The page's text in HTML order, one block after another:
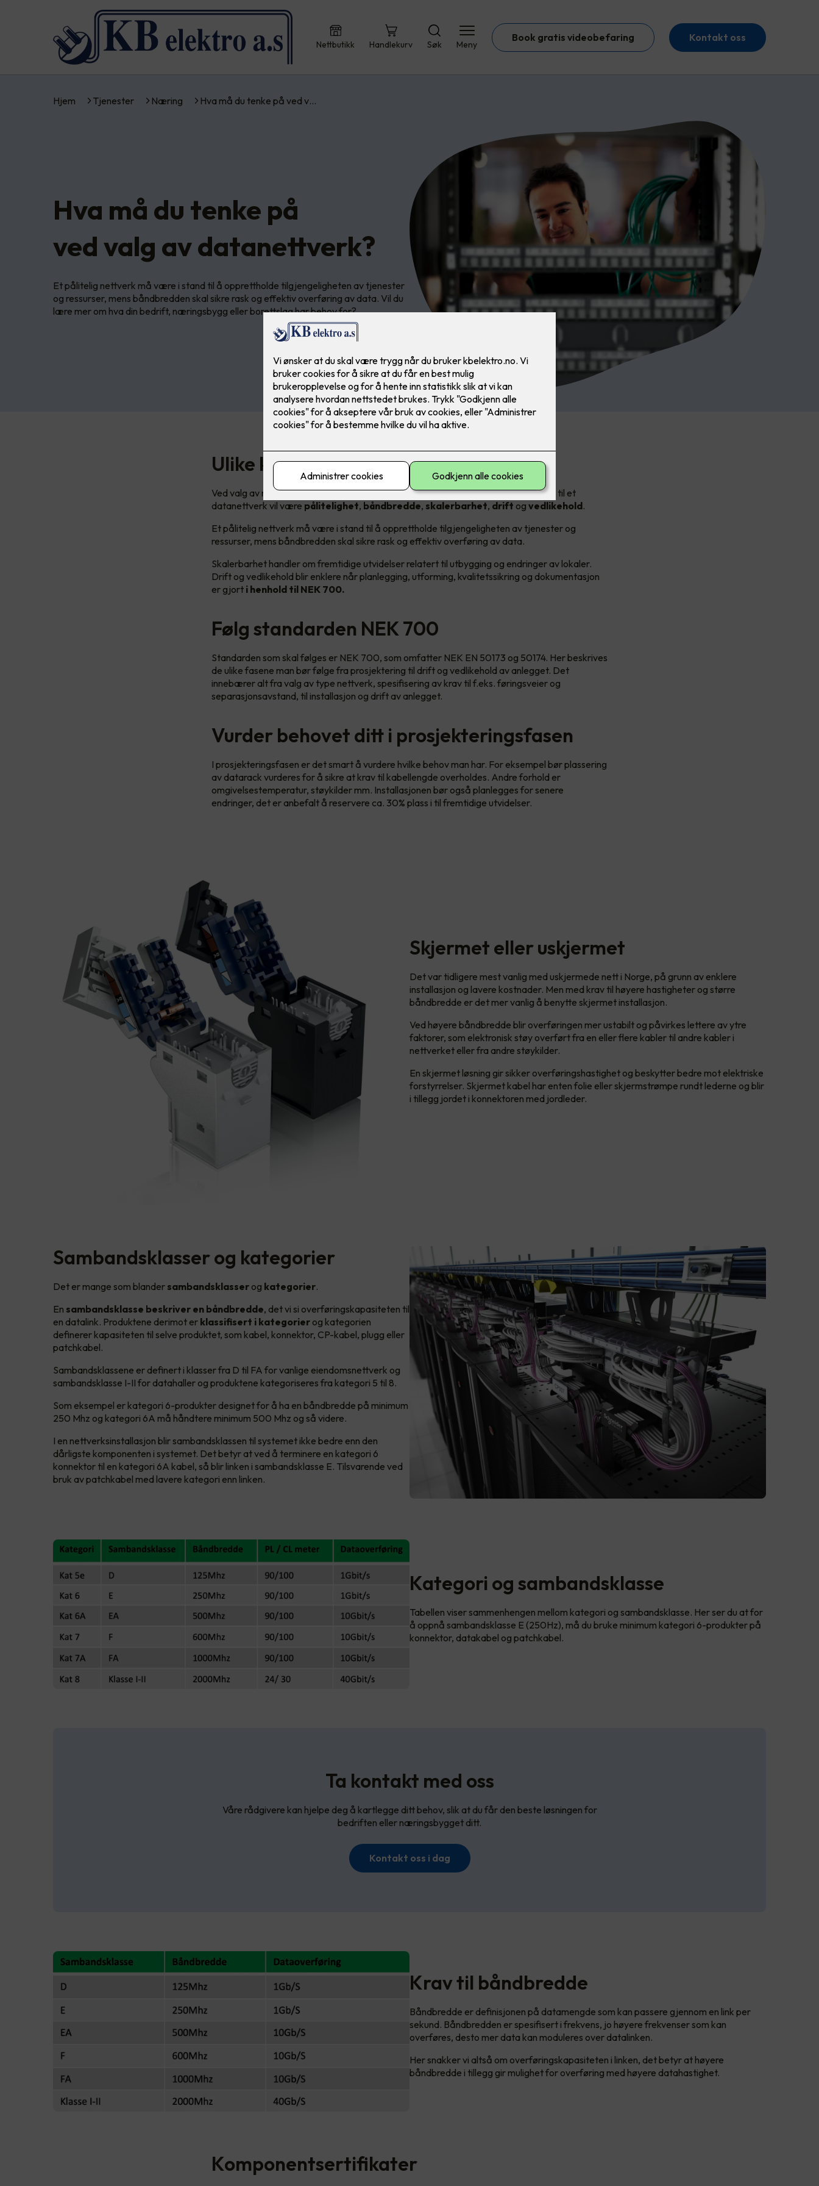
Nettbutikk Handlekurv Søk Meny
Book gratis videobefaring Kontakt oss
Hjem Tjenester Næring Hva må du tenke på ved v…
Hva må du tenke på
ved valg av datanettverk?
Et pålitelig nettverk må være i stand til å opprettholde tilgjengeligheten av tjenester
og ressurser, mens båndbredden skal sikre rask og effektiv overføring av data. Vil du
lære mer om hva din bedrift, næringsbygg eller borettslag har behov for?
Ulike krav til et datanettverk
Ved valg av nettverksløsning er det smart å vurdere hvilke behov man har. Kravene til et
datanettverk vil være pålitelighet, båndbredde, skalerbarhet, drift og vedlikehold.
Et pålitelig nettverk må være i stand til å opprettholde tilgjengeligheten av tjenester og
ressurser, mens båndbredden skal sikre rask og effektiv overføring av data.
Skalerbarhet handler om fremtidige utvidelser relatert til utbygging og endringer av lokaler.
Drift og vedlikehold blir enklere når planlegging, utforming, kvalitetssikring og dokumentasjon
er gjort i henhold til NEK 700.
Følg standarden NEK 700
Standarden som skal følges er NEK 700, som omfatter NEK EN 50173 og 50174. Her beskrives
de ulike fasene man bør følge fra prosjektering til drift og vedlikehold av anlegget. Det
innebærer alt fra valg av type nettverk, spesifisering av krav til f.eks. føringsveier og
separasjonsavstand, til installasjon og drift av anlegget.
Vurder behovet ditt i prosjekteringsfasen
I prosjekteringsfasen er det smart å vurdere hvilke behov man har. For eksempel bør plassering
av datarack vurderes for å sikre at krav til kabellengde overholdes. Andre forhold er
omgivelsestemperatur, støykilder mm. Installasjonen bør også planlegges for senere
endringer, det er anbefalt å reservere ca. 30% plass i til fremtidige utvidelser.
Skjermet eller uskjermet
Det var tidligere mest vanlig med uskjermede nett i Norge, på grunn av enklere
installasjon og lavere kostnader. Men med krav til høyere hastigheter og større
båndbredde er det mer vanlig å benytte skjermet installasjon.
Ved høyere båndbredde blir overføringen mer ustabilt og påvirkes lettere av ytre
faktorer, som elektronisk støy overført fra en eller flere kabler til andre kabler i
nettverket eller fra andre støykilder.
En skjermet løsning gir sikker overføringshastighet og beskytter bedre mot elektriske
forstyrrelser. Skjermet kabel har enten folie eller skjermstrømpe rundt lederne og blir
i tillegg jordet i konnektoren med jordleder.
Sambandsklasser og kategorier
Det er mange som blander sambandsklasser og kategorier.
En sambandsklasse beskriver en båndbredde, det vi si overføringskapasiteten til
en datalink. Produktene derimot er klassifisert i kategorier og kategorien
definerer kapasiteten til selve produktet, som kabel, konnektor, CP-kabel, plugg eller
patchkabel.
Sambandsklassene er definert i klasser fra D til FA for vanlige eiendomsnettverk og
sambandsklasse I-II for datahaller og produktene kategoriseres fra kategori 5 til 8.
Som eksempel er kategori 6-produkter designet for å ha en båndbredde på minimum
250 Mhz og kategori 6A må håndtere minimum 500 Mhz og så videre.
I en nettverksinstallasjon blir sambandsklassen til systemet ikke bedre enn den
dårligste komponenten i systemet. Det betyr at ved å terminere en kategori 6
konnektor til en kategori 6A kabel, så blir linken i sambandsklasse E. Tilsvarende ved
bruk av patchkabel med lavere kategori enn linken.
Kategori og sambandsklasse
Tabellen viser sammenhengen mellom kategori og sambandsklasse. Her ser du at for
å oppnå sambandsklasse E (250Hz), må du bruke minimum kategori 6-produkter på
konnektor, datakabel og patchkabel.
Ta kontakt med oss
Våre rådgivere kan hjelpe deg å kartlegge ditt behov, slik at du får den beste løsningen for
bedriften eller næringsbygget ditt.
Kontakt oss i dag
Krav til båndbredde
Båndbredde er definisjonen på datamengde som kan passere gjennom en link per
sekund. Båndbredden er spesifisert i frekvens, jo høyere frekvenser som kan
overføres, desto mer data kan moduleres over datalinken.
Her snakker vi altså om overføringskapasiteten i linken, det betyr at høyere
båndbredde i tillegg gir mulighet for overføring med høyere datahastighet.
Komponentsertifikater